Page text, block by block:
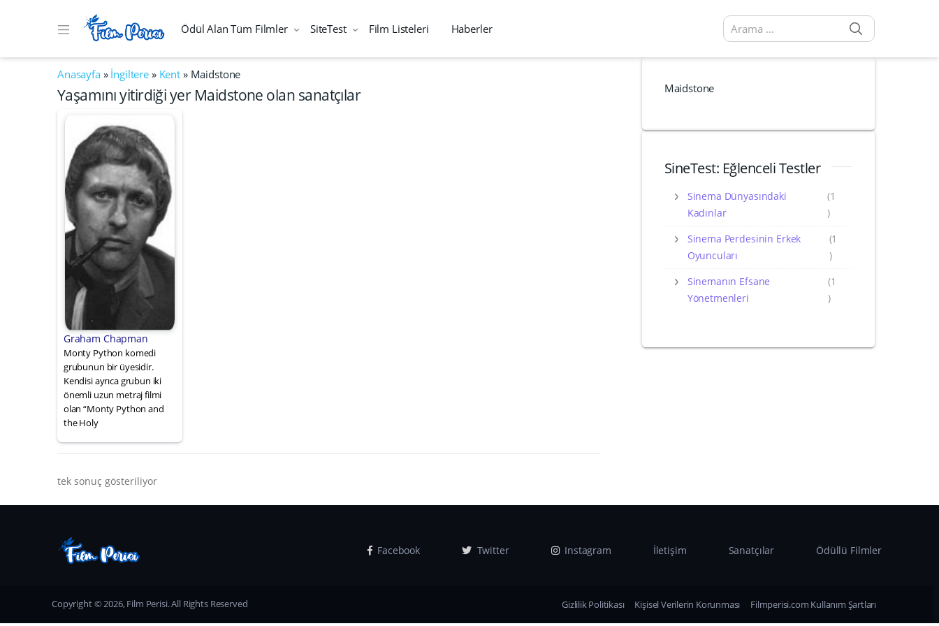
Ödül Alan Tüm Filmler SiteTest Film Listeleri Haberler
Arama sonuçları:
Anasayfa» İngiltere » Kent » Maidstone
Yaşamını yitirdiği yer Maidstone olan sanatçılar
Graham Chapman
Monty Python komedi
grubunun bir üyesidir.
Kendisi ayrıca grubun iki
önemli uzun metraj filmi
olan “Monty Python and
the Holy
tek sonuç gösteriliyor
Maidstone
SineTest: Eğlenceli Testler
Sinema Dünyasındaki
Kadınlar
(1
)
Sinema Perdesinin Erkek
Oyuncuları
(1
)
Sinemanın Efsane
Yönetmenleri
(1
)
Facebook Twitter Instagram İletişim Sanatçılar Ödüllü Filmler
Copyright © 2026, Film Perisi. All Rights Reserved Gizlilik Politikası Kişisel Verilerin Korunması Filmperisi.com Kullanım Şartları